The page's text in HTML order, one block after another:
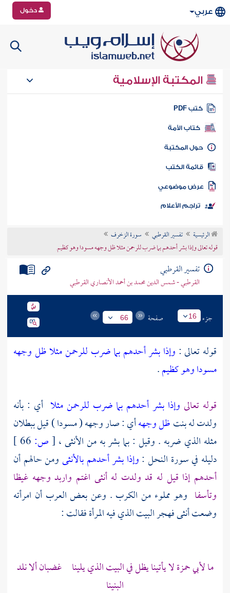
عربي دخول
المكتبة الإسلامية
كتب PDF
كتاب الأمة
المكتبة
الكتب
موضوعي
تراجم الأعلام
الرئيسية تفسير القرطبي
سورة الزخرف
قوله تعالى وإذا بشر أحدهم بما ضرب للرحمن مثلا ظل وجهه مسودا وهو كظيم
تفسير القرطبي
القرطبي - شمس الدين محمد بن أحمد الأنصاري القرطبي
جزء 16 صفحة 66
قوله تعالى : وإذا بشر أحدهم بما ضرب للرحمن مثلا ظل وجهه
مسودا وهو كظيم.
قوله تعالى وإذا بشر أحدهم بما ضرب للرحمن مثلا أي : بأنه
ولدت له بنتظل وجههأي : صار وجهه ( مسودا ) قيل ببطلان
مثله الذي ضربه . وقيل : بما بشر به من الأنثى ، [ص:
دليله في سورة النحل :وإذا بشر أحدهم بالأنثىومن حالهم أن
أحدهم إذا قيل له قد ولدت له أنثى اغتم واربد وجهه غيظا
وتأسفا وهو مملوء من الكرب . وعن بعض العرب أن امرأته
وضعت أنثى فهجر البيت الذي فيه المرأة فقالت :
مالأبي حمزةلا يأتينا يظل في البيت الذي يلينا غضبان ألا نلد
البنينا